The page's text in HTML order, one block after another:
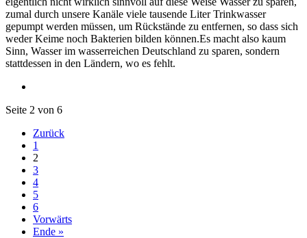
zumal durch unsere Kanäle viele tausende Liter Trinkwasser
gepumpt werden müssen, um Rückstände zu entfernen, so dass sich
weder Keime noch Bakterien bilden können.Es macht also kaum
Sinn, Wasser im wasserreichen Deutschland zu sparen, sondern
stattdessen in den Ländern, wo es fehlt.
Seite 2 von 6
Zurück
1
2
3
4
5
6
Vorwärts
Ende »